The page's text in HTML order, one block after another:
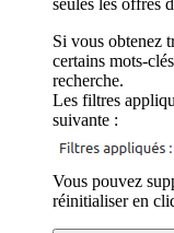
Si vous obtenez
certains mots-
recherche.
Les filtres
suivante :
Vous pouvez
réinitialiser en